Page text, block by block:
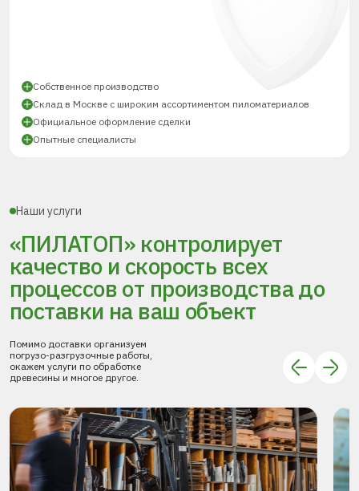
Собственное производство
Склад в Москве с широким ассортиментом пиломатериалов
Официальное оформление сделки
Опытные специалисты
Наши услуги
«ПИЛАТОП» контролирует
качество и скорость всех
процессовот производства до
поставки на ваш объект
Помимо доставки организуем
погрузо-разгрузочные работы,
окажем услуги по обработке
древесины и многое другое.